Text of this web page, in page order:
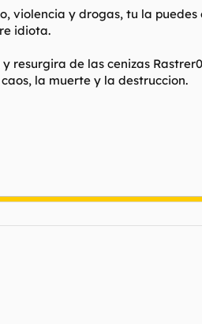
violencia y drogas, tu la
idiota.
resurgira de las cenizas
la muerte y la destruccion.